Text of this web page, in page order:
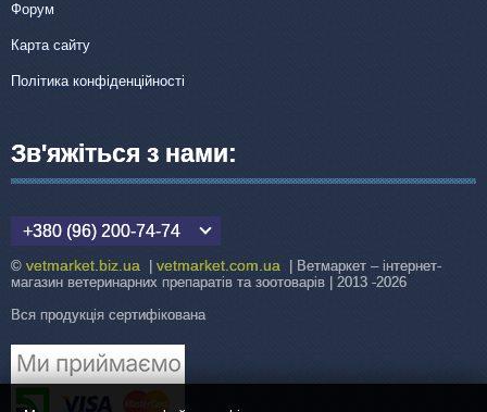
Форум
Карта сайту
Політика конфіденційності
Зв'яжіться з нами:
+380 (96) 200-74-74
© vetmarket.biz.ua vetmarket.com.ua | Ветмаркет – інтернет-
магазин ветеринарних препаратів та зоотоварів | 2013 -2026
Вся продукція сертифікована